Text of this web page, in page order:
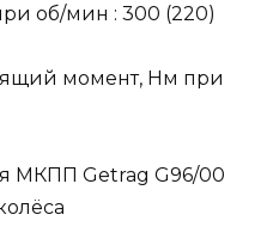
об/мин : 300 (220)
момент, Нм при
МКПП Getrag G96/00